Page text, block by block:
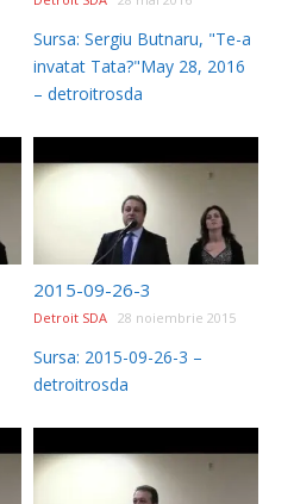
Sursa: Sergiu Butnaru, "Te-a
invatat Tata?"May 28, 2016
– detroitrosda
2015-09-26-3
Detroit SDA 28 noiembrie 2015
Sursa: 2015-09-26-3 –
detroitrosda